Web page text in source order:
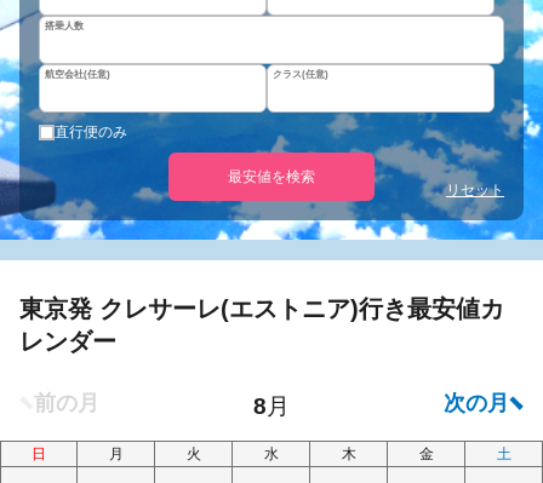
搭乗人数
航空会社(任意) クラス(任意)
直行便のみ
最安値を検索
リセット
東京発 クレサーレ(エストニア)行き最安値カ
レンダー
日 月 火 水 木 金 土